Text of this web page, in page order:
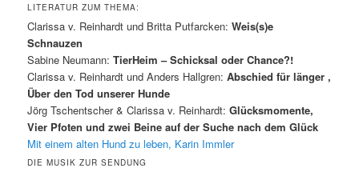
LITERATUR ZUM THEMA:
Clarissa v. Reinhardt und Britta Putfarcken:Weis(s)e
Schnauzen
Sabine Neumann:TierHeim – Schicksal oder Chance?!
Clarissa v. Reinhardt und Anders Hallgren:Abschied für länger ,
Über den Tod unserer Hunde
Jörg Tschentscher & Clarissa v. Reinhardt:Glücksmomente,
Vier Pfoten und zwei Beine auf der Suche nach dem Glück
Mit einem alten Hund zu leben, Karin Immler
DIE MUSIK ZUR SENDUNG